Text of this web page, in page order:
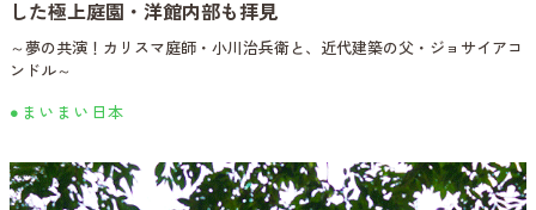
した極上庭園・洋館内部も拝見
～夢の共演！カリスマ庭師・小川治兵衛と、近代建築の父・ジョサイアコ
ンドル～
●まいまい日本